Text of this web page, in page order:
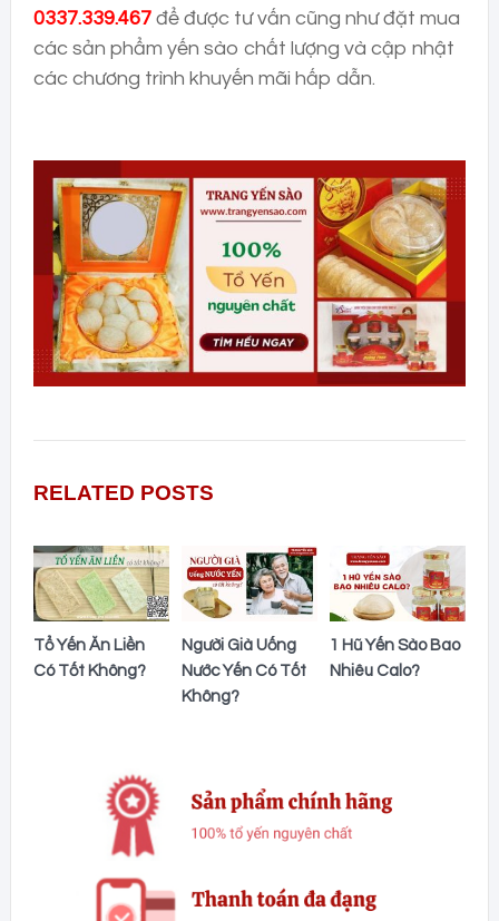
0337.339.467để được tư vấn cũng như đặt mua
các sản phẩm yến sào chất lượng và cập nhật
các chương trình khuyến mãi hấp dẫn.
RELATED POSTS
Tổ Yến Ăn Liền
Có Tốt Không?
Người Già Uống
Nước Yến Có Tốt
Không?
1 Hũ Yến Sào Bao
Nhiêu Calo?